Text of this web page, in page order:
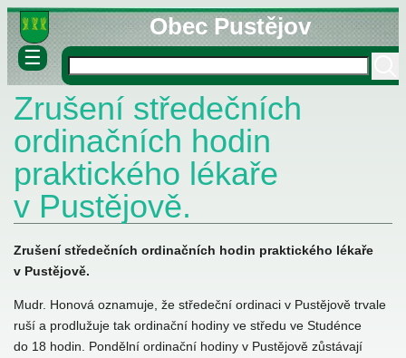
Obec Pustějov
☰
informace
Zrušení středečních
ordinačních hodin
praktického lékaře
v Pustějově.
Zrušení středečních ordinačních hodin praktického lékaře
v Pustějově.
Mudr. Honová oznamuje, že středeční ordinaci v Pustějově trvale
ruší a prodlužuje tak ordinační hodiny ve středu ve Studénce
do 18 hodin. Pondělní ordinační hodiny v Pustějově zůstávají